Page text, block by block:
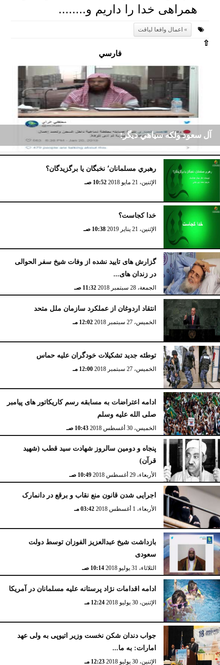
همراهی خدا را داریم و........
اعمال واقعا لیاقت
⇧
فارسي
آل سعود ولكه سياهي ديگر!
الإثنين، 21 يناير 2019 11:04 صـ
رهبري مسلمانان٬ نخبگان یا برگزیدگان؟
الإثنين، 21 مايو 2018 10:52 صـ
خدا کجاست؟
الإثنين، 21 يناير 2019 10:38 صـ
گزارش های تایید نشده از وفات شیخ سفر الحوالی
در زندان های...
الجمعة، 28 سبتمبر 2018 11:32 صـ
انتقاد اردوغان از عملکرد سازمان ملل متحد
الخميس، 27 سبتمبر 2018 12:02 مـ
توطئه جدید تشکیلات خودگران علیه حماس
الخميس، 27 سبتمبر 2018 12:00 مـ
ادامه اعتراضات به مسابقه رسم کاریکاتور های پیامبر
صلی الله علیه وسلم
الخميس، 30 أغسطس 2018 10:43 صـ
پنجاه و دومین سالروز شهادت سید قطب (شهید
قرآن)
الأربعاء، 29 أغسطس 2018 10:49 صـ
اجرایی شدن قانون منع نقاب و برقع در دانمارک
الأربعاء، 1 أغسطس 2018 03:42 مـ
بازداشت شیخ عبدالعزیز الفوزان توسط دولت
سعودی
الثلاثاء، 31 يوليو 2018 10:14 صـ
ادامه اقدامات نژاد پرستانه علیه مسلمانان در آمریکا
الإثنين، 30 يوليو 2018 12:24 مـ
جواب دندان شکن نخست وزیر اتیوپی به ولی عهد
امارات: به ما...
الإثنين، 30 يوليو 2018 12:23 مـ